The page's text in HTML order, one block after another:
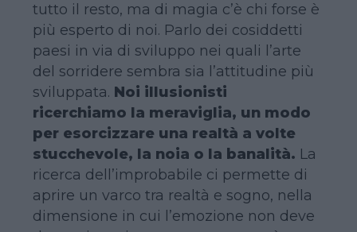
tutto il resto, ma di magia c’è chi forse è
più esperto di noi. Parlo dei cosiddetti
paesi in via di sviluppo nei quali l’arte
del sorridere sembra sia l’attitudine più
sviluppata. Noi illusionisti
ricerchiamo la meraviglia, un modo
per esorcizzare una realtà a volte
stucchevole, la noia o la banalità. La
ricerca dell’improbabile ci permette di
aprire un varco tra realtà e sogno, nella
dimensione in cui l’emozione non deve